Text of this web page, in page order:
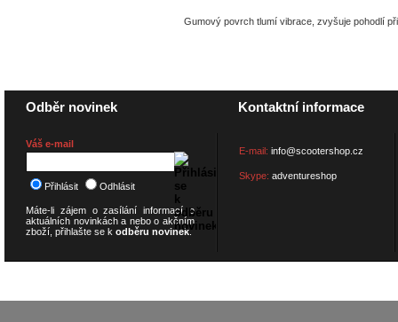
Gumový povrch tlumí vibrace, zvyšuje pohodlí
Odběr novinek
Váš e-mail
Přihlásit Odhlásit
Máte-li zájem o zasílání informací o
aktuálních novinkách a nebo o akčním
zboží, přihlašte se k odběru novinek.
Kontaktní informace
E-mail: info@scootershop.cz
Skype: adventureshop